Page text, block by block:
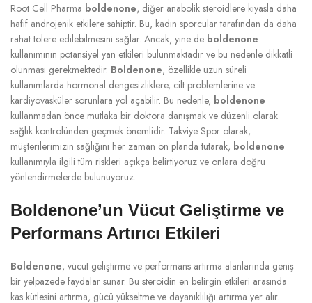
Root Cell Pharma boldenone, diğer anabolik steroidlere kıyasla daha
hafif androjenik etkilere sahiptir. Bu, kadın sporcular tarafından da daha
rahat tolere edilebilmesini sağlar. Ancak, yine de boldenone
kullanımının potansiyel yan etkileri bulunmaktadır ve bu nedenle dikkatli
olunması gerekmektedir. Boldenone, özellikle uzun süreli
kullanımlarda hormonal dengesizliklere, cilt problemlerine ve
kardiyovasküler sorunlara yol açabilir. Bu nedenle, boldenone
kullanmadan önce mutlaka bir doktora danışmak ve düzenli olarak
sağlık kontrolünden geçmek önemlidir. Takviye Spor olarak,
müşterilerimizin sağlığını her zaman ön planda tutarak, boldenone
kullanımıyla ilgili tüm riskleri açıkça belirtiyoruz ve onlara doğru
yönlendirmelerde bulunuyoruz.
Boldenone’un Vücut Geliştirme ve
Performans Artırıcı Etkileri
Boldenone, vücut geliştirme ve performans artırma alanlarında geniş
bir yelpazede faydalar sunar. Bu steroidin en belirgin etkileri arasında
kas kütlesini artırma, gücü yükseltme ve dayanıklılığı artırma yer alır.